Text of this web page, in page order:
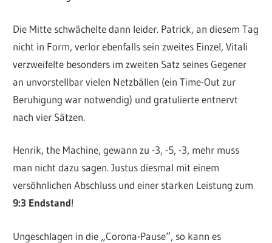
Die Mitte schwächelte dann leider. Patrick, an diesem Tag
nicht in Form, verlor ebenfalls sein zweites Einzel, Vitali
verzweifelte besonders im zweiten Satz seines Gegener
an unvorstellbar vielen Netzbällen (ein Time-Out zur
Beruhigung war notwendig) und gratulierte entnervt
nach vier Sätzen.
Henrik, the Machine, gewann zu -3, -5, -3, mehr muss
man nicht dazu sagen. Justus diesmal mit einem
versöhnlichen Abschluss und einer starken Leistung zum
9:3 Endstand!
Ungeschlagen in die „Corona-Pause“, so kann es